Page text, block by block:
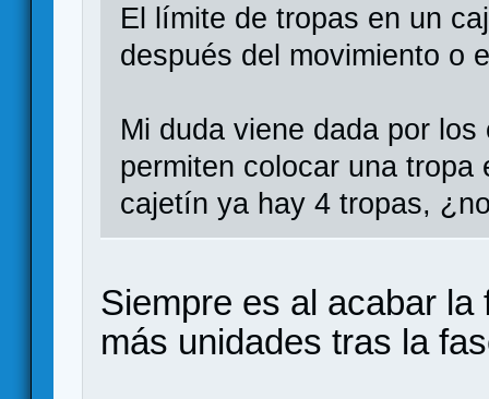
El límite de tropas en un
después del movimiento o
Mi duda viene dada por
permiten colocar una
cajetín ya hay 4 tropas,
Siempre es al acabar
más unidades tras la